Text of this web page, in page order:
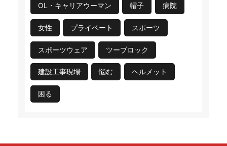
OL・キャリアウーマン 帽子 病院
女性 プライベート スポーツ
スポーツウェア ツーブロック
建設工事現場 悩む ヘルメット
困る